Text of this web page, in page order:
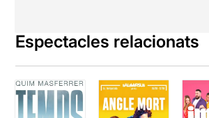
Espectacles relacionats